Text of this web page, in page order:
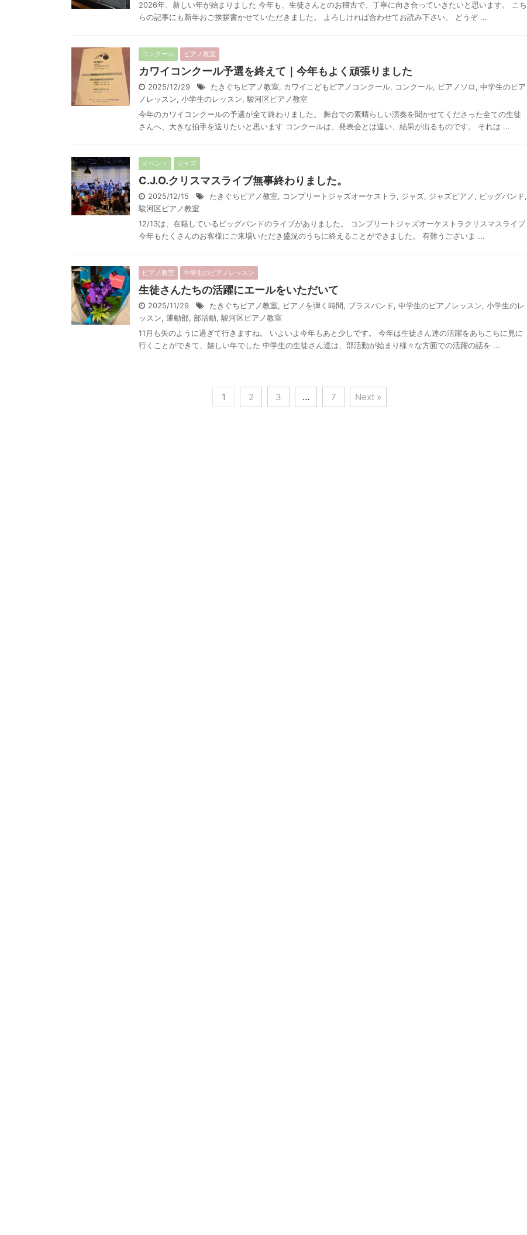
2026年、新しい年が始まりました 今年も、生徒さんとのお稽古で、丁寧に向き合っていきたいと思います。 こち
らの記事にも新年おご挨拶書かせていただきました。 よろしければ合わせてお読み下さい。 どうぞ ...
コンクール ピアノ教室
カワイコンクール予選を終えて｜今年もよく頑張りました
2025/12/29 たきぐちピアノ教室, カワイこどもピアノコンクール, コンクール, ピアノソロ , 中学生のピア
ノレッスン, 小学生のレッスン, 駿河区ピアノ教室
今年のカワイコンクールの予選が全て終わりました。 舞台での素晴らしい演奏を聞かせてくださった全ての生徒
さんへ、大きな拍手を送りたいと思います コンクールは、発表会とは違い、結果が出るものです。 それは ...
イベント ジャズ
C.J.O.クリスマスライブ無事終わりました。
2025/12/15 たきぐちピアノ教室, コンプリートジャズオーケストラ , ジャズ, ジャズピアノ , ビッグバンド,
駿河区ピアノ教室
12/13は、在籍しているビッグバンドのライブがありました。 コンプリートジャズオーケストラクリスマスライブ
今年もたくさんのお客様にご来場いただき盛況のうちに終えることができました。 有難うございま ...
ピアノ教室 中学生のピアノレッスン
生徒さんたちの活躍にエールをいただいて
2025/11/29 たきぐちピアノ教室, ピアノを弾く時間 , ブラスバンド, 中学生のピアノレッスン, 小学生のレ
ッスン, 運動部, 部活動, 駿河区ピアノ教室
11月も矢のように過ぎて行きますね。 いよいよ今年もあと少しです。 今年は生徒さん達の活躍をあちこちに見に
行くことができて、嬉しい年でした 中学生の生徒さん達は、部活動が始まり様々な方面での活躍の話を ...
1 2 3 … 7 Next »